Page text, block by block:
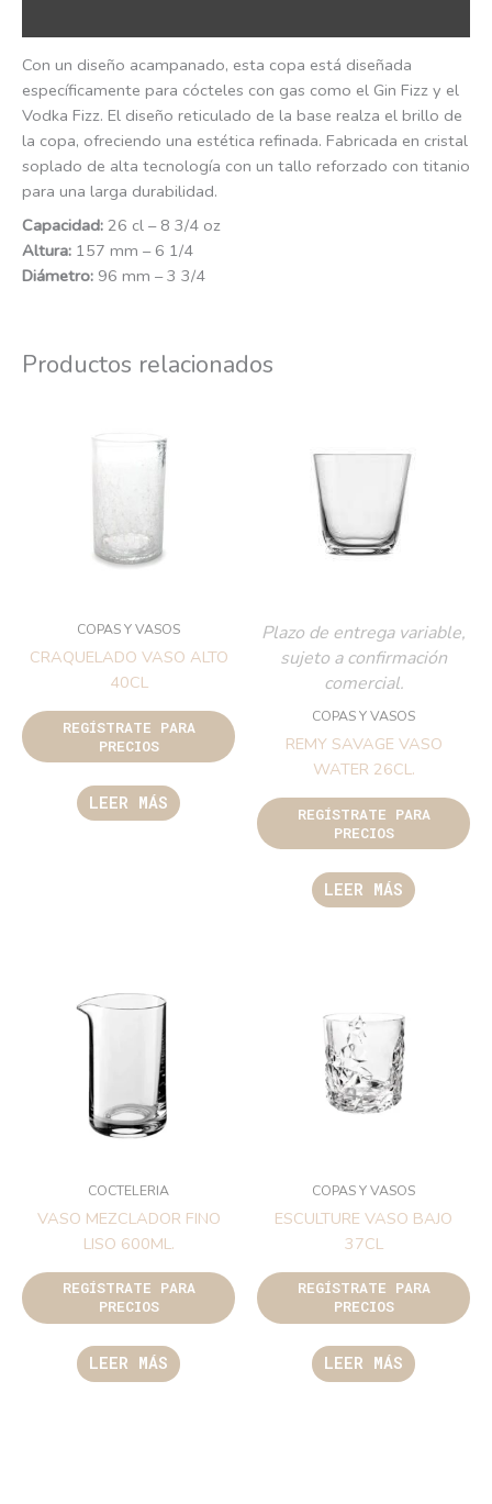
Con un diseño acampanado, esta copa está diseñada
específicamente para cócteles con gas como el Gin Fizz y el
Vodka Fizz. El diseño reticulado de la base realza el brillo de
la copa, ofreciendo una estética refinada. Fabricada en cristal
soplado de alta tecnología con un tallo reforzado con titanio
para una larga durabilidad.
Capacidad: 26 cl – 8 3/4 oz
Altura: 157 mm – 6 1/4
Diámetro: 96 mm – 3 3/4
Productos relacionados
COPAS Y VASOS
CRAQUELADO VASO ALTO
40CL
REGÍSTRATE PARA
PRECIOS
LEER MÁS
Plazo de entrega variable,
sujeto a confirmación
comercial.
COPAS Y VASOS
REMY SAVAGE VASO
WATER 26CL.
REGÍSTRATE PARA
PRECIOS
LEER MÁS
COCTELERIA
VASO MEZCLADOR FINO
LISO 600ML.
REGÍSTRATE PARA
PRECIOS
LEER MÁS
COPAS Y VASOS
ESCULTURE VASO BAJO
37CL
REGÍSTRATE PARA
PRECIOS
LEER MÁS